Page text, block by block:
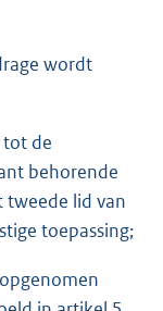
wordt
tot de
behorende
tweede lid van
toepassing;